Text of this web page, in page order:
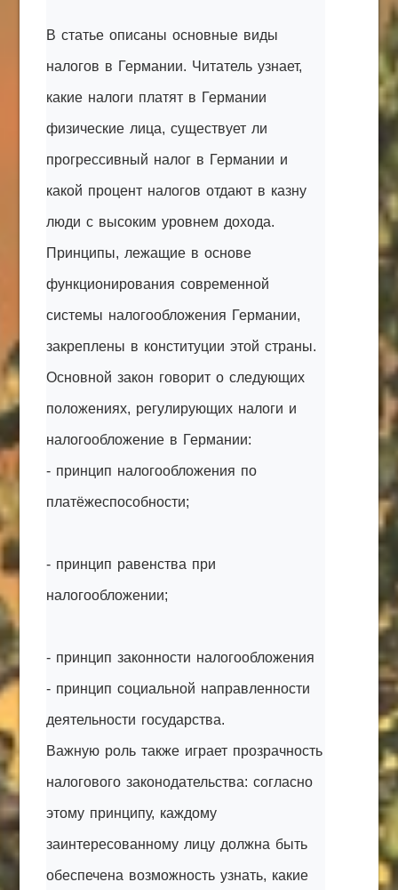
В статье описаны основные виды
налогов в Германии. Читатель узнает,
какие налоги платят в Германии
физические лица, существует ли
прогрессивный налог в Германии и
какой процент налогов отдают в казну
люди с высоким уровнем дохода.
Принципы, лежащие в основе
функционирования современной
системы налогообложения Германии,
закреплены в конституции этой страны.
Основной закон говорит о следующих
положениях, регулирующих налоги и
налогообложение в Германии:
- принцип налогообложения по
платёжеспособности;
- принцип равенства при
налогообложении;
- принцип законности налогообложения
- принцип социальной направленности
деятельности государства.
Важную роль также играет прозрачность
налогового законодательства: согласно
этому принципу, каждому
заинтересованному лицу должна быть
обеспечена возможность узнать, какие